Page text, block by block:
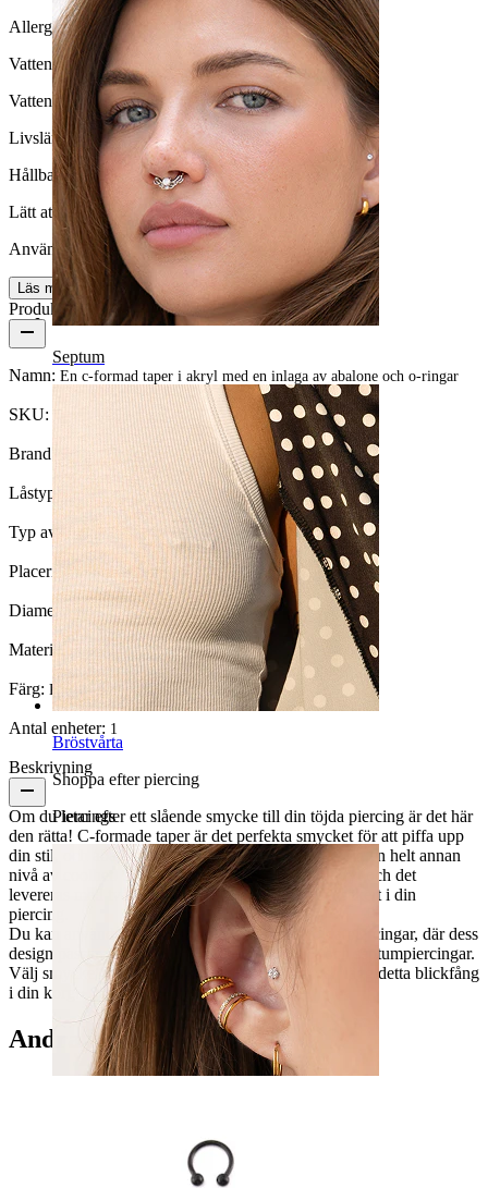
Septum
Bröstvårta
Shoppa efter piercing
Piercings
Allergivänlig
Vattentäthet
Vattentät
Livslängd
Hållbar
Lätt att ta på/av
Användarvänlig
Läs mer
Produktdetaljer
Namn: En c-formad taper i akryl med en inlaga av abalone och o-ringar
SKU:
Brand: Bodymod Trend
Låstyp:
Typ av smycke: Taper, C-formad taper
Placering: Töjning, Septum, Örsnibb
Diameter på töjning:3 mm.
Material:
Färg: Pärlemor
Antal enheter: 1
Beskrivning
Om du letar efter ett slående smycke till din töjda piercing är det här
den rätta! C-formade taper är det perfekta smycket för att piffa upp
din stil, och abaloneinläggningen i det här stycket är en helt annan
nivå av coolhet. Själva smycket är transparent akryl och det
levereras med två svarta O-ringar som håller det säkert i din
piercing.
Du kan använda det här smycket i de flesta töjda piercingar, där dess
design passar, men det är särskilt häftigt i lob- och septumpiercingar.
Välj smycket från storlekar mellan 3-10 mm och lägg detta blickfång
i din korg.
Andra köpte också